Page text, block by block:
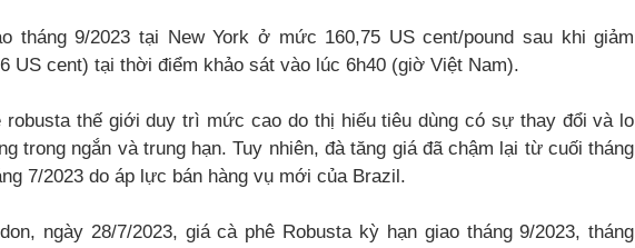
tháng 9/2023 tại New York ở mức 160,75 US cent/pound sau khi giảm
US cent) tại thời điểm khảo sát vào lúc 6h40 (giờ Việt Nam).
robusta thế giới duy trì mức cao do thị hiếu tiêu dùng có sự thay đổi và lo
trong ngắn và trung hạn. Tuy nhiên, đà tăng giá đã chậm lại từ cuối tháng
7/2023 do áp lực bán hàng vụ mới của Brazil.
ngày 28/7/2023, giá cà phê Robusta kỳ hạn giao tháng 9/2023, tháng